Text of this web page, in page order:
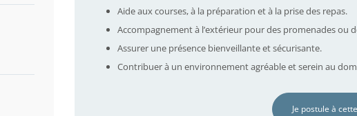
Aide aux courses, à la préparation et à la prise des repas.
Accompagnement à l’extérieur pour des promenades ou
Assurer une présence bienveillante et sécurisante.
Contribuer à un environnement agréable et serein au
Je postule à